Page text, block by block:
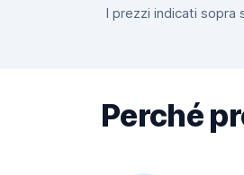
I prezzi indicati sopra
Perché